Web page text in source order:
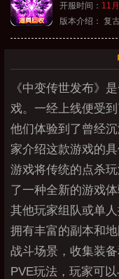
开服时间： 11
版本介绍： 复
《中变传世发布》
戏。一经上线便受
他们体验到了曾经
家介绍这款游戏的
游戏将传统的点杀
了一种全新的游戏
其他玩家组队或单
拥有丰富的副本和
战斗场景，收集装
PVE玩法，玩家可